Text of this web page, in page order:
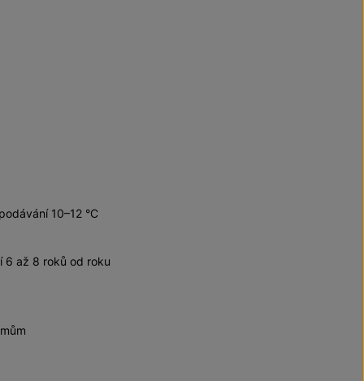
10–12 °C
6 až 8 roků od roku